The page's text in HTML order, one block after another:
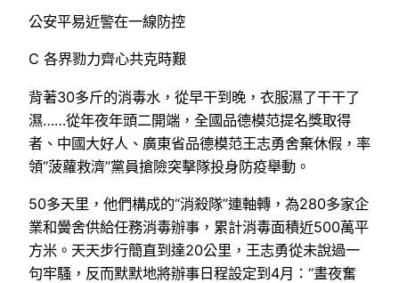
公安平易近警在一線防控
C 各界勠力齊心共克時艱
背著30多斤的消毒水，從早干到晚，衣服濕了干干了
濕……從年夜年頭二開端，全國品德模范提名獎取得
者、中國大好人、廣東省品德模范王志勇舍棄休假，率
領“菠蘿救濟”黨員搶險突擊隊投身防疫舉動。
50多天里，他們構成的“消殺隊”連軸轉，為280多家企
業和黌舍供給任務消毒辦事，累計消毒面積近500萬平
方米。天天步行簡直到達20公里，王志勇從未說過一
句牢騷，反而默默地將辦事日程設定到4月：“晝夜奮